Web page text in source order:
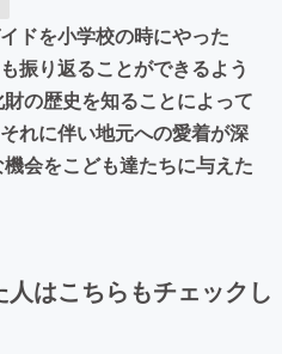
ドを小学校の時にやった
振り返ることができるよう
の歴史を知ることによって
れに伴い地元への愛着が深
会をこども達たちに与えた
はこちらもチェックし